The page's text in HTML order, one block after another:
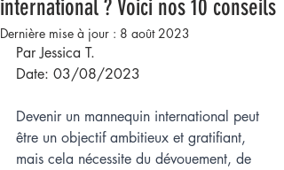
international ? Voici nos 10 conseils
Dernière mise à jour : 8 août 2023
Par Jessica T.
Date: 03/08/2023
Devenir un mannequin international peut
être un objectif ambitieux et gratifiant,
mais cela nécessite du dévouement, de